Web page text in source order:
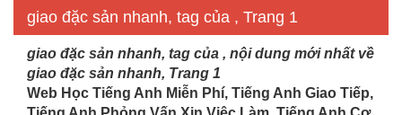
giao đặc sản nhanh, tag của , Trang 1
giao đặc sản nhanh, tag của , nội dung mới nhất về
giao đặc sản nhanh, Trang 1
Web Học Tiếng Anh Miễn Phí, Tiếng Anh Giao Tiếp,